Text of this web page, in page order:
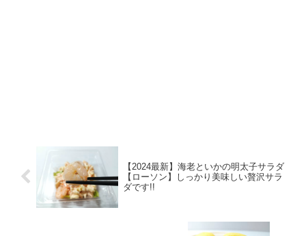
【2024最新】海老といかの明太子サラダ
【ローソン】しっかり美味しい贅沢サラ
ダです!!